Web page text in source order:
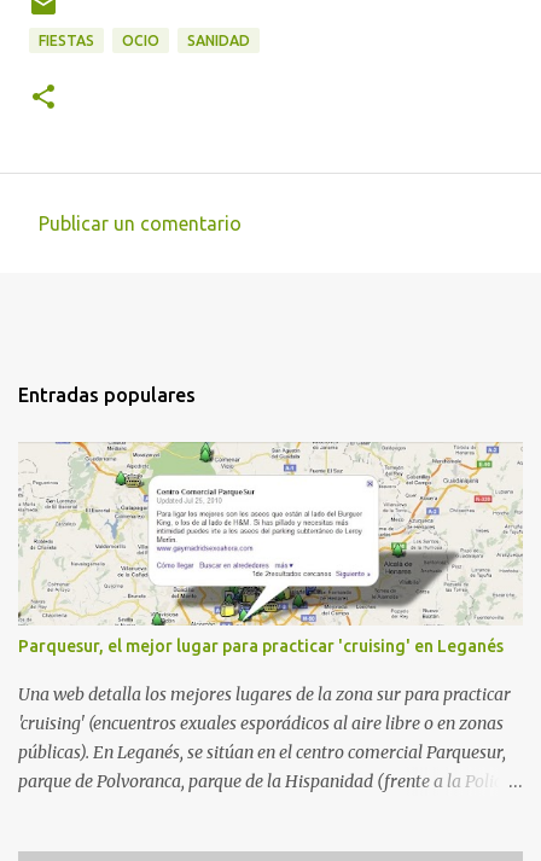
FIESTAS OCIO SANIDAD
n
r
i
o
s
Publicar un comentario
Entradas populares
Parquesur, el mejor lugar para practicar 'cruising' en Leganés
Una web detalla los mejores lugares de la zona sur para practicar
'cruising' (encuentros exuales esporádicos al aire libre o en zonas
públicas). En Leganés, se sitúan en el centro comercial Parquesur,
parque de Polvoranca, parque de la Hispanidad (frente a la Policía